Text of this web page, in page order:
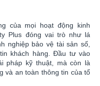
của mọi hoạt động kinh
Plus đóng vai trò như lá
nghiệp bảo vệ tài sản số,
khách hàng. Đầu tư vào
pháp kỹ thuật, mà còn là
và an toàn thông tin của tổ